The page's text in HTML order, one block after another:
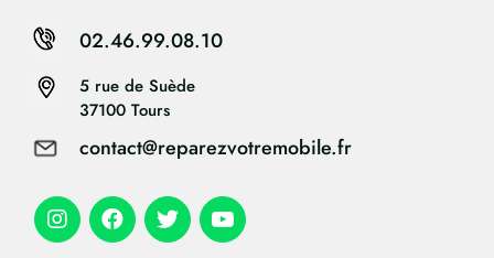
5 rue de Suède
37100 Tours
contact@reparezvotremobile.fr
02.46.99.08.10